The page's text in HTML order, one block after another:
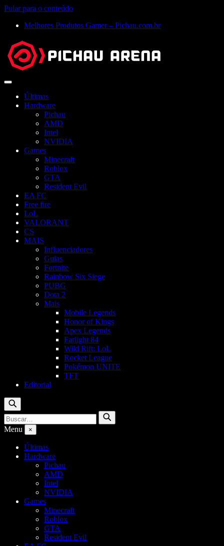
Pular para o conteúdo
Melhores Produtos Gamer – Pichau.com.br
Abrir
Últimas
Hardware
Pichau
AMD
Intel
NVIDIA
Games
Minecraft
Roblox
GTA
Resident Evil
EA FC
Free fire
LoL
VALORANT
CS
MAIS
Influenciadores
Guias
Fortnite
Rainbow Six Siege
PUBG
Dota 2
Mais
Mobile Legends
Honor of Kings
Apex Legends
Farlight 84
Wild Rift: LoL
Rocket League
Pokémon UNITE
TFT
Editorial
Buscar
Buscar
por:
Buscar
Menu ×
Últimas
Hardware
Pichau
AMD
Intel
NVIDIA
Games
Minecraft
Roblox
GTA
Resident Evil